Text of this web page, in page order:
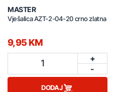
MASTER
Vješalica AZT-2-04-20 crno zlatna
9,95 KM
1
+
-
DODAJ